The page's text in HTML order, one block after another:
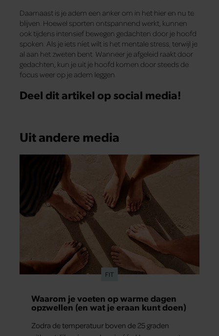
Daarnaast is je adem een anker om in het hier en nu te
blijven. Hoewel sporten ontspannend werkt, kunnen
ook tijdens intensief bewegen gedachten door je hoofd
spoken. Als je iets níet wilt is het mentale stress, terwijl je
al aan het zweten bent. Wanneer je afgeleid raakt door
gedachten, kun je uit je hoofd komen door steeds de
focus weer op je adem leggen.
Deel dit artikel op social media!
Uit andere media
FIT
Waarom je voeten op warme dagen
opzwellen (en wat je eraan kunt doen)
Zodra de temperatuur boven de 25 graden